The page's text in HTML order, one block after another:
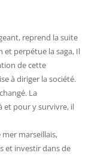
reprend la suite
et perpétue la saga, Il
de cette
à diriger la société.
La
et pour y survivre, il
marseillais,
et investir dans de